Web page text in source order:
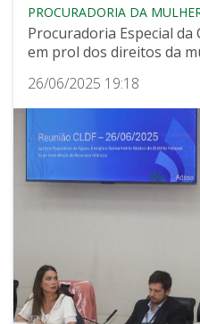
PROCURADORIA DA
Procuradoria Especial da
em prol dos direitos da
26/06/2025 19:18